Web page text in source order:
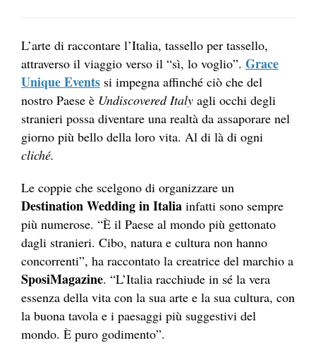
L’arte di raccontare l’Italia, tassello per tassello,
attraverso il viaggio verso il “sì, lo voglio”. Grace
Unique Events si impegna affinché ciò che del
nostro Paese è Undiscovered Italy agli occhi degli
stranieri possa diventare una realtà da assaporare nel
giorno più bello della loro vita. Al di là di ogni
cliché.
Le coppie che scelgono di organizzare un
Destination Wedding in Italia infatti sono sempre
più numerose. “È il Paese al mondo più gettonato
dagli stranieri. Cibo, natura e cultura non hanno
concorrenti”, ha raccontato la creatrice del marchio a
SposiMagazine. “L’Italia racchiude in sé la vera
essenza della vita con la sua arte e la sua cultura, con
la buona tavola e i paesaggi più suggestivi del
mondo. È puro godimento”.